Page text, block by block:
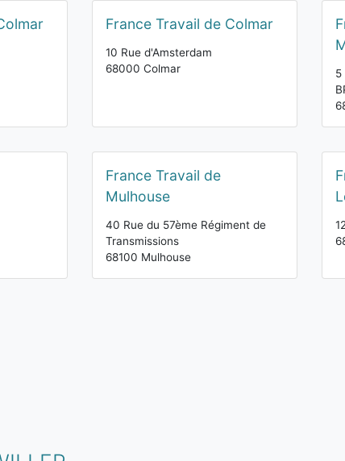
France Travail de Colmar
10 Rue d'Amsterdam
68000 Colmar
5
France Travail de
Mulhouse
40 Rue du 57ème Régiment de
Transmissions
68100 Mulhouse